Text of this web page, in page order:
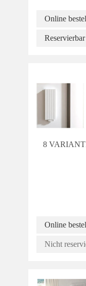
Online
Reservierbar
8
Online
Nicht